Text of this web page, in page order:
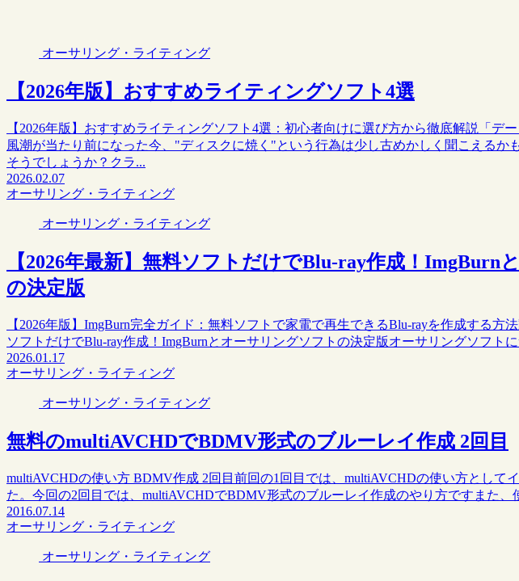
オーサリング・ライティング
【2026年版】おすすめライティングソフト4選
【2026年版】おすすめライティングソフト4選：初心者向けに選び方から徹底解説「デ
風潮が当たり前になった今、"ディスクに焼く"という行為は少し古めかしく聞こえるか
そうでしょうか？クラ...
2026.02.07
オーサリング・ライティング
オーサリング・ライティング
【2026年最新】無料ソフトだけでBlu-ray作成！ImgBurn
の決定版
【2026年版】ImgBurn完全ガイド：無料ソフトで家電で再生できるBlu-rayを作成する方
ソフトだけでBlu-ray作成！ImgBurnとオーサリングソフトの決定版オーサリングソフト
2026.01.17
オーサリング・ライティング
オーサリング・ライティング
無料のmultiAVCHDでBDMV形式のブルーレイ作成 2回目
multiAVCHDの使い方 BDMV作成 2回目前回の1回目では、multiAVCHDの使い方として
た。今回の2回目では、multiAVCHDでBDMV形式のブルーレイ作成のやり方ですまた、
2016.07.14
オーサリング・ライティング
オーサリング・ライティング